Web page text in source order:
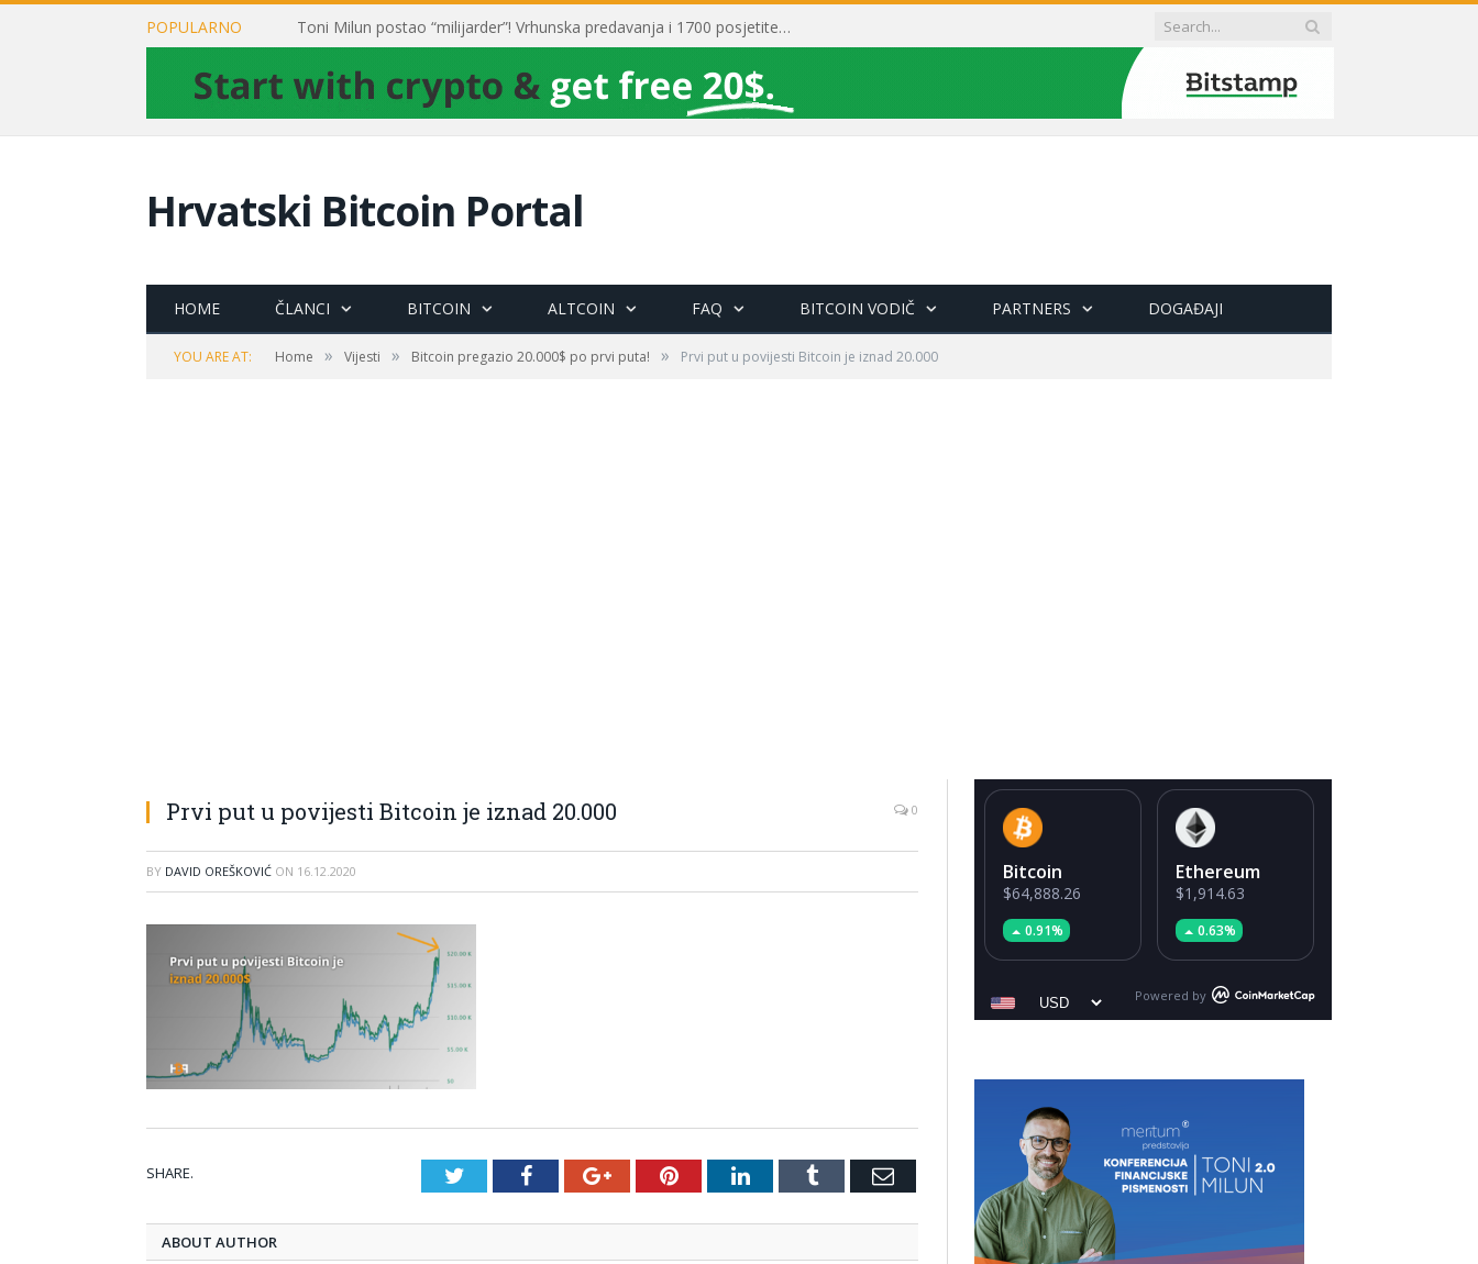
POPULARNO Toni Milun postao “milijarder”! Vrhunska predavanja i 1700 posjetitelja obilježili su mjesec financijske pismenosti
Hrvatski Bitcoin Portal
HOME ČLANCI BITCOIN ALTCOIN FAQ BITCOIN VODIČ PARTNERS DOGAĐAJI
YOU ARE AT: Home » Vijesti » Bitcoin pregazio 20.000$ po prvi puta! » Prvi put u povijesti Bitcoin je iznad 20.000
Prvi put u povijesti Bitcoin je iznad 20.000 0
BY DAVID OREŠKOVIĆ ON 16.12.2020
SHARE. TwitterFacebookGoogle+PinterestLinkedInTumblr Email
ABOUT AUTHOR
Bitcoin
$64,888.26
0.91%
Ethereum
$1,914.63
0.63%
Powered by